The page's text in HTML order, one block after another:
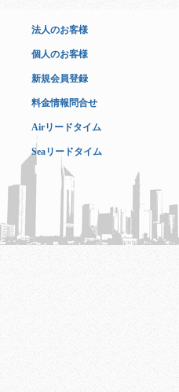
法人のお客様
個人のお客様
新規会員登録
料金情報問合せ
Airリードタイム
Seaリードタイム